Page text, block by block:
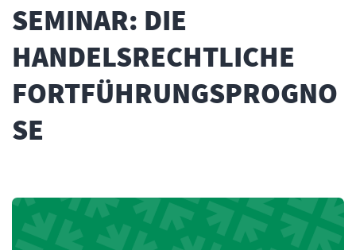
SEMINAR: DIE
HANDELSRECHTLICHE
FORTFÜHRUNGSPROGNO
SE